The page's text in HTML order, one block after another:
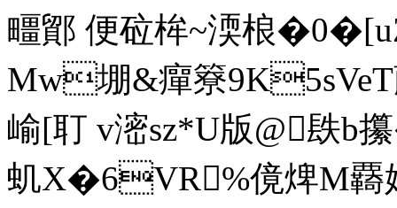
疅鄮 便砬桙~渜桹
Mw堋&癉簝
崳[耵 v滵sz*U版@镻
虮X�6VR%傹焷M